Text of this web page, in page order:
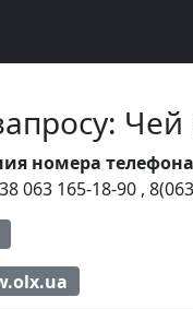
номера
063 165-18-90 ,